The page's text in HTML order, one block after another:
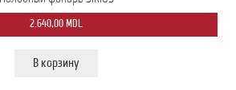
2.640,00 MDL
В корзину